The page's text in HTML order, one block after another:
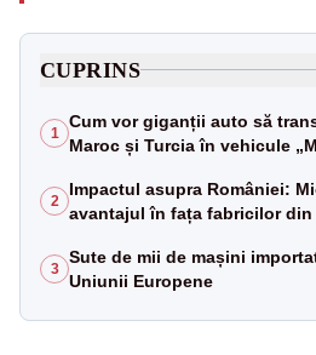
CUPRINS
1
Cum vor giganții auto să
Maroc și Turcia în vehicule
2
Impactul asupra României:
avantajul în fața fabricilor din
3
Sute de mii de mașini
Uniunii Europene